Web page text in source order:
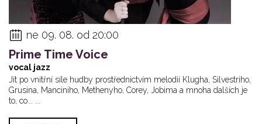
ne 09. 08. od 20:00
Prime Time Voice
vocal jazz
Jít po vnitřní síle hudby prostřednictvím melodií Klugha, Silvestriho,
Grusina, Manciniho, Methenyho, Corey, Jobima a mnoha dalších je
to, co... ...